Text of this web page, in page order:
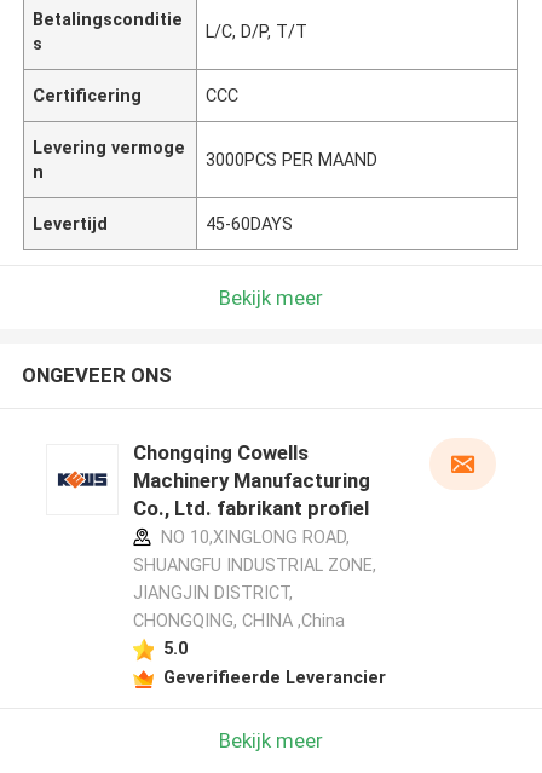
Betalingsconditie
s
L/C, D/P, T/T
Certificering CCC
Levering vermoge
n
3000PCS PER MAAND
Levertijd 45-60DAYS
Bekijk meer
ONGEVEER ONS
Chongqing Cowells
Machinery Manufacturing
Co., Ltd. fabrikant profiel
NO 10,XINGLONG ROAD,
SHUANGFU INDUSTRIAL ZONE,
JIANGJIN DISTRICT,
CHONGQING, CHINA ,China
5.0
Geverifieerde Leverancier
Bekijk meer